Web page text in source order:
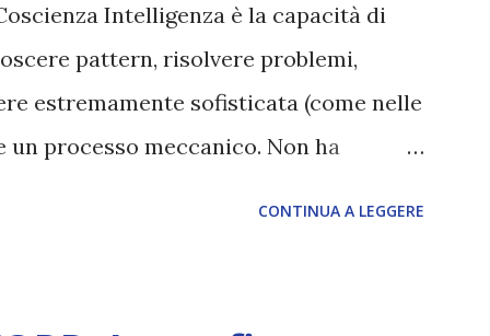
Intelligenza è la capacità di
pattern, risolvere problemi,
estremamente sofisticata (come nelle
processo meccanico. Non ha
CONTINUA A LEGGERE